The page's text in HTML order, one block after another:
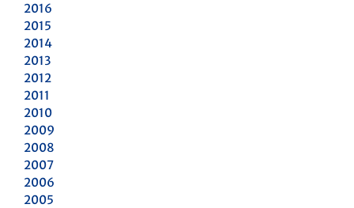
2016
2015
2014
2013
2012
2011
2010
2009
2008
2007
2006
2005